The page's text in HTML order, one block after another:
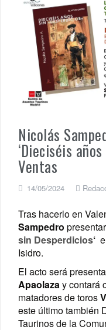
Nicolás
‘Dieciséis
Ventas
14/05/2024
Tras hacerlo en
Sampedro
sin Desperdicios‘
Isidro.
El acto será
Apaolazay contará
matadores de toros
este último también
Taurinos de la